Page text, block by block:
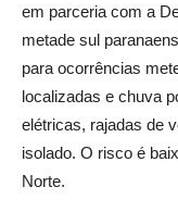
em parceria com a
metade sul
para ocorrências
localizadas e chuva
elétricas, rajadas de
isolado. O risco é
Norte.